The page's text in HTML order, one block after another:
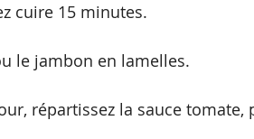
cuire 15 minutes.
le jambon en lamelles.
répartissez la sauce